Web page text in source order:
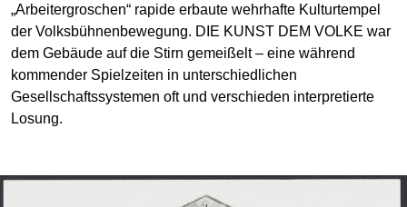
„Arbeitergroschen“ rapide erbaute wehrhafte Kulturtempel
der Volksbühnenbewegung. DIE KUNST DEM VOLKE war
dem Gebäude auf die Stirn gemeißelt – eine während
kommender Spielzeiten in unterschiedlichen
Gesellschaftssystemen oft und verschieden interpretierte
Losung.